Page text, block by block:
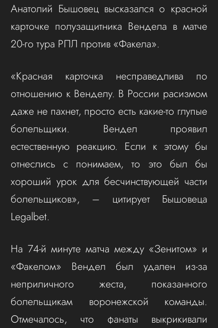
Анатолий Бышовец высказался о красной
карточке полузащитника Вендела в матче
20-го тура РПЛ против «Факела».
«Красная карточка несправедлива по
отношению к Венделу. В России расизмом
даже не пахнет, просто есть какие-то глупые
болельщики. Вендел проявил
естественную реакцию. Если к этому бы
отнеслись с понимаем, то это был бы
хороший урок для бесчинствующей части
болельщиков», – цитирует Бышовеца
Legalbet.
На 74-й минуте матча между «Зенитом» и
«Факелом» Вендел был удален из-за
неприличного жеста, показанного
болельщикам воронежской команды.
Отмечалось, что фанаты выкрикивали